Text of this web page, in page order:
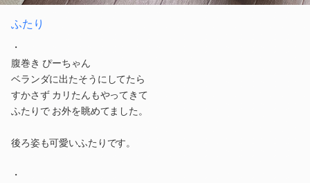
ふたり
・
腹巻き ぴーちゃん
ベランダに出たそうにしてたら
すかさず カリたんもやってきて
ふたりで お外を眺めてました。
後ろ姿も可愛いふたりです。
・